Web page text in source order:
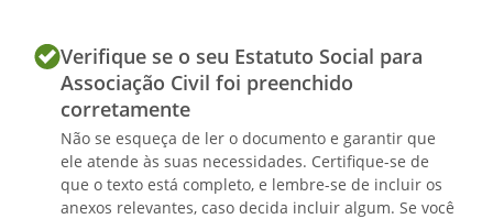
criar departamentos patrimoniais,
culturais, sociais, de saúde e outros que
julgar necessários ao cumprimento das
finalidades sociais, nomeando e
destituindo os respectivos responsáveis.
Verifique se o seu Estatuto Social para
Associação Civil foi preenchido
corretamente
Não se esqueça de ler o documento e garantir que
ele atende às suas necessidades. Certifique-se de
que o texto está completo, e lembre-se de incluir os
anexos relevantes, caso decida incluir algum. Se você